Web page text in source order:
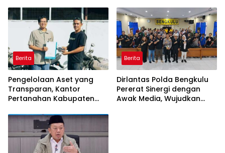
Rakyat Kabupaten Kaur
Berita
Pengelolaan Aset yang
Transparan, Kantor
Pertanahan Kabupaten
kepada Pemenang Lelang
Berita
Dirlantas Polda Bengkulu
Pererat Sinergi dengan
Awak Media, Wujudkan